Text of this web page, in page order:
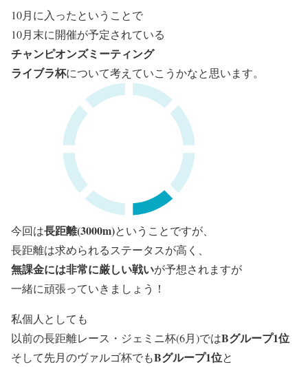
10月に入ったということで
10月末に開催が予定されている
チャンピオンズミーティング
ライブラ杯について考えていこうかなと思います。
今回は長距離(3000m)ということですが、
長距離は求められるステータスが高く、
無課金には非常に厳しい戦いが予想されますが
一緒に頑張っていきましょう！
私個人としても
以前の長距離レース・ジェミニ杯(6月)ではBグループ1位
そして先月のヴァルゴ杯でもBグループ1位と